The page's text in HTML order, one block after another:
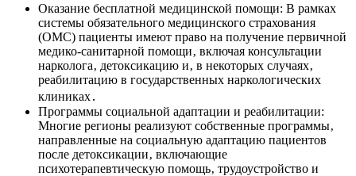
Оказание бесплатной медицинской помощи: В рамках
системы обязательного медицинского страхования
(ОМС) пациенты имеют право на получение первичной
медико-санитарной помощи‚ включая консультации
нарколога‚ детоксикацию и‚ в некоторых случаях‚
реабилитацию в государственных наркологических
клиниках․
Программы социальной адаптации и реабилитации:
Многие регионы реализуют собственные программы‚
направленные на социальную адаптацию пациентов
после детоксикации‚ включающие
психотерапевтическую помощь‚ трудоустройство и